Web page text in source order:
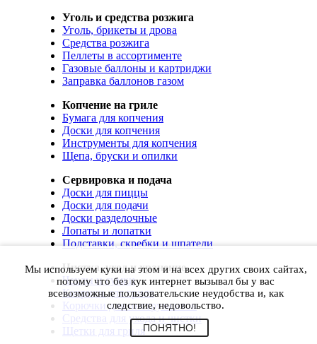
Уголь и средства розжига
Уголь, брикеты и дрова
Средства розжига
Пеллеты в ассортименте
Газовые баллоны и картриджи
Заправка баллонов газом
Копчение на гриле
Бумага для копчения
Доски для копчения
Инструменты для копчения
Щепа, бруски и опилки
Сервировка и подача
Доски для пиццы
Доски для подачи
Доски разделочные
Лопаты и лопатки
Подставки, скребки и шпатели
Чистка, уход и хранение
Чехлы и сумки
Коврики для гриля
Корючки для инструментов
Средства для ухода и чистки
Щетки для гриля
Мы используем куки на этом и на всех других своих сайтах,
потому что без кук интернет вызывал бы у вас
всевозможные пользовательские неудобства и, как
следствие, недовольство.
ПОНЯТНО!